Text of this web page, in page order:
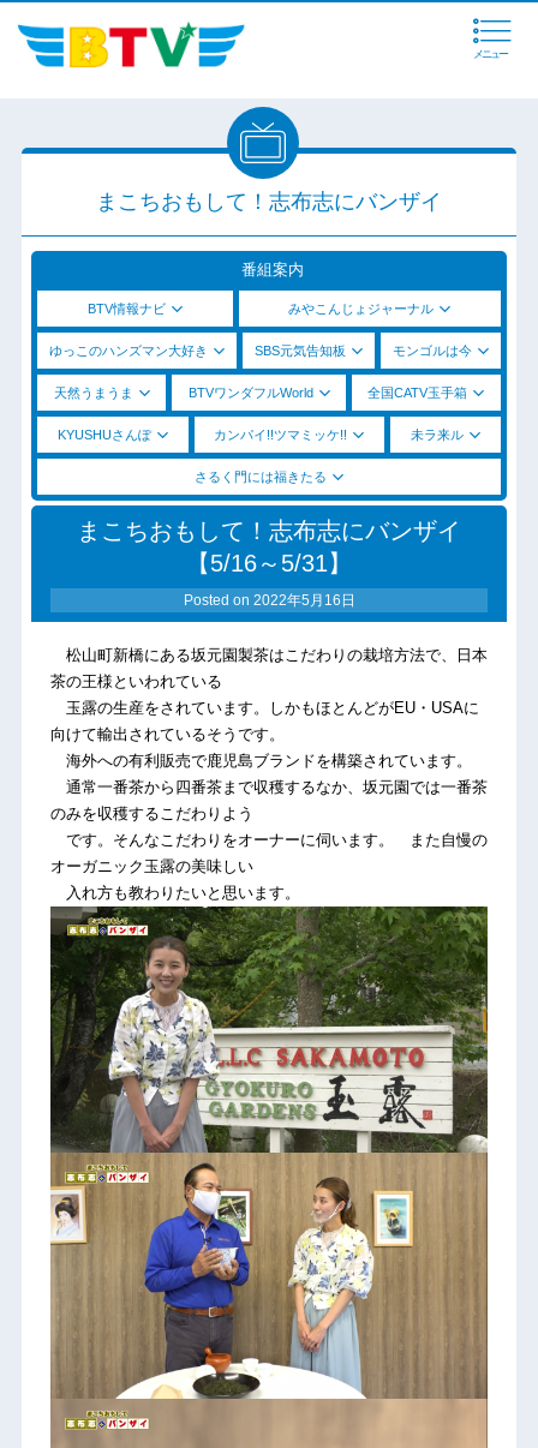
メニュー
まこちおもして！志布志にバンザイ
番組案内
BTV情報ナビ みやこんじょジャーナル
ゆっこのハンズマン大好き SBS元気告知板 モンゴルは今
天然うまうま BTVワンダフルWorld 全国CATV玉手箱
KYUSHUさんぽ カンパイ!!ツマミッケ!! 未ラ来ル
さるく門には福きたる
まこちおもして！志布志にバンザイ
【5/16～5/31】
Posted on 2022年5月16日
松山町新橋にある坂元園製茶はこだわりの栽培方法で、日本
茶の王様といわれている
玉露の生産をされています。しかもほとんどがEU・USAに
向けて輸出されているそうです。
海外への有利販売で鹿児島ブランドを構築されています。
通常一番茶から四番茶まで収穫するなか、坂元園では一番茶
のみを収穫するこだわりよう
です。そんなこだわりをオーナーに伺います。 また自慢の
オーガニック玉露の美味しい
入れ方も教わりたいと思います。